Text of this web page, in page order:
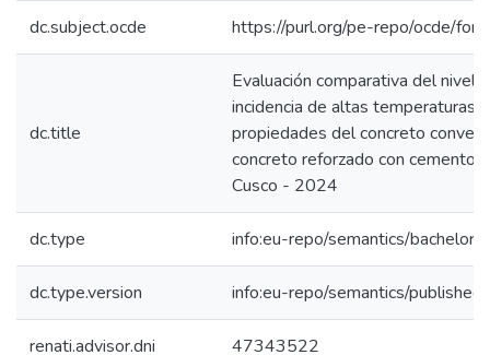
dc.subject.ocde https://purl.org/pe-repo/ocde/
dc.title
Evaluación comparativa del nivel
incidencia de altas temperaturas
propiedades del concreto
concreto reforzado con cemento
Cusco - 2024
dc.type info:eu-repo/semantics/
dc.type.version info:eu-repo/semantics/
renati.advisor.dni 47343522